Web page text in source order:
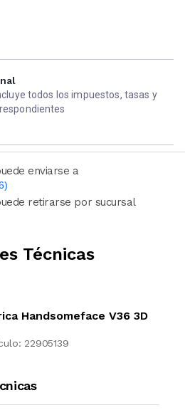
todos los impuestos, tasas y
enviarse a
números)
retirarse por sucursal
Técnicas
Handsomeface V36 3D
22905139